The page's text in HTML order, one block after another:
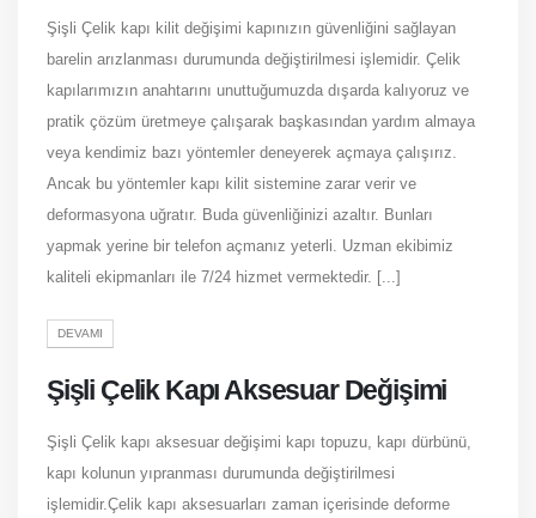
Şişli Çelik kapı kilit değişimi kapınızın güvenliğini sağlayan
barelin arızlanması durumunda değiştirilmesi işlemidir. Çelik
kapılarımızın anahtarını unuttuğumuzda dışarda kalıyoruz ve
pratik çözüm üretmeye çalışarak başkasından yardım almaya
veya kendimiz bazı yöntemler deneyerek açmaya çalışırız.
Ancak bu yöntemler kapı kilit sistemine zarar verir ve
deformasyona uğratır. Buda güvenliğinizi azaltır. Bunları
yapmak yerine bir telefon açmanız yeterli. Uzman ekibimiz
kaliteli ekipmanları ile 7/24 hizmet vermektedir. [...]
DEVAMI
Şişli Çelik Kapı Aksesuar Değişimi
Şişli Çelik kapı aksesuar değişimi kapı topuzu, kapı dürbünü,
kapı kolunun yıpranması durumunda değiştirilmesi
işlemidir.Çelik kapı aksesuarları zaman içerisinde deforme